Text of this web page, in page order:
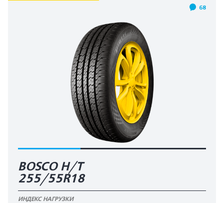
68
BOSCO H/T
255/55R18
ИНДЕКС НАГРУЗКИ